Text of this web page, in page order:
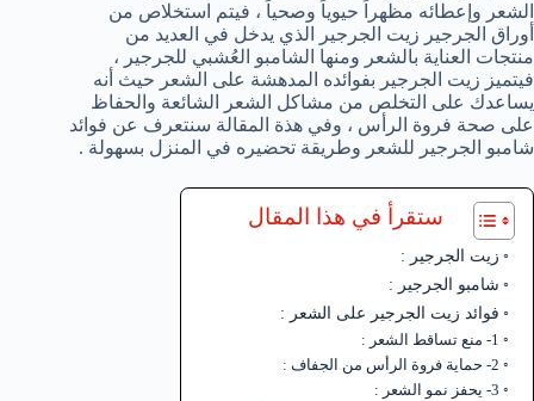
الشعر وإعطائه مظهراً حيوياً وصحياً ، فيتم استخلاص من
أوراق الجرجير زيت الجرجير الذي يدخل في العديد من
منتجات العناية بالشعر ومنها الشامبو العُشبي للجرجير ،
فيتميز زيت الجرجير بفوائده المدهشة على الشعر حيث أنه
يساعدك على التخلص من مشاكل الشعر الشائعة والحفاظ
على صحة فروة الرأس ، وفي هذة المقالة سنتعرف عن فوائد
شامبو الجرجير للشعر وطريقة تحضيره في المنزل بسهولة .
ستقرأ في هذا المقال
زيت الجرجير :
شامبو الجرجير :
فوائد زيت الجرجير على الشعر :
1- منع تساقط الشعر :
2- حماية فروة الرأس من الجفاف :
3- يحفز نمو الشعر :